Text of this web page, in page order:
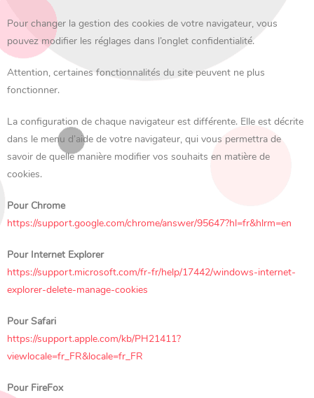
Pour changer la gestion des cookies de votre navigateur, vous
pouvez modifier les réglages dans l’onglet confidentialité.
Attention, certaines fonctionnalités du site peuvent ne plus
fonctionner.
La configuration de chaque navigateur est différente. Elle est décrite
dans le menu d’aide de votre navigateur, qui vous permettra de
savoir de quelle manière modifier vos souhaits en matière de
cookies.
Pour Chrome
https://support.google.com/chrome/answer/95647?hl=fr&hlrm=en
Pour Internet Explorer
https://support.microsoft.com/fr-fr/help/17442/windows-internet-
explorer-delete-manage-cookies
Pour Safari
https://support.apple.com/kb/PH21411?
viewlocale=fr_FR&locale=fr_FR
Pour FireFox